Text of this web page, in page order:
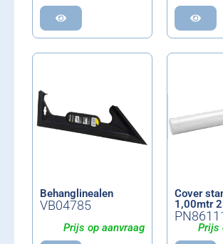
Behanglinealen
VB04785
Prijs op aanvraag
Cover
1,00mtr
Prijs